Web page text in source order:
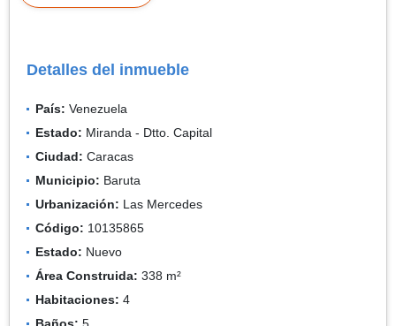
Detalles del inmueble
País: Venezuela
Estado: Miranda - Dtto. Capital
Ciudad: Caracas
Municipio: Baruta
Urbanización: Las Mercedes
Código: 10135865
Estado: Nuevo
Área Construida: 338 m²
Habitaciones: 4
Baños: 5